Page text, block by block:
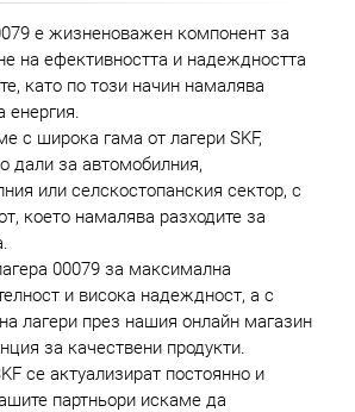
е жизненоважен компонент за
на ефективността и надеждността
като по този начин намалява
енергия.
с широка гама от лагери SKF,
дали за автомобилния,
или селскостопанския сектор, с
което намалява разходите за
00079 за максимална
и висока надеждност, а с
лагери през нашия онлайн магазин
за качествени продукти.
се актуализират постоянно и
партньори искаме да